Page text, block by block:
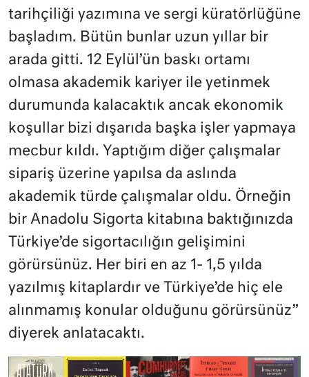
tarihçiliği yazımına ve sergi küratörlüğüne
başladım. Bütün bunlar uzun yıllar bir
arada gitti. 12 Eylül’ün baskı ortamı
olmasa akademik kariyer ile yetinmek
durumunda kalacaktık ancak ekonomik
koşullar bizi dışarıda başka işler yapmaya
mecbur kıldı. Yaptığım diğer çalışmalar
sipariş üzerine yapılsa da aslında
akademik türde çalışmalar oldu. Örneğin
bir Anadolu Sigorta kitabına baktığınızda
Türkiye’de sigortacılığın gelişimini
görürsünüz. Her biri en az 1- 1,5 yılda
yazılmış kitaplardır ve Türkiye’de hiç ele
alınmamış konular olduğunu görürsünüz”
diyerek anlatacaktı.